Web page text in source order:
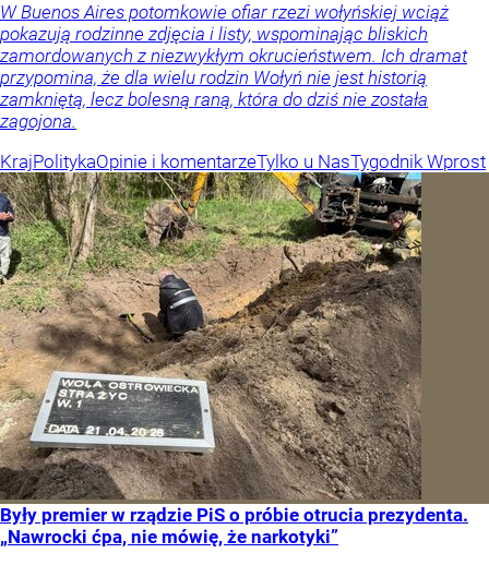
W Buenos Aires potomkowie ofiar rzezi wołyńskiej wciąż
pokazują rodzinne zdjęcia i listy, wspominając bliskich
zamordowanych z niezwykłym okrucieństwem. Ich dramat
przypomina, że dla wielu rodzin Wołyń nie jest historią
zamkniętą, lecz bolesną raną, która do dziś nie została
zagojona.
KrajPolitykaOpinie i komentarzeTylko u NasTygodnik Wprost
Były premier w rządzie PiS o próbie otrucia prezydenta.
„Nawrocki ćpa, nie mówię, że narkotyki”